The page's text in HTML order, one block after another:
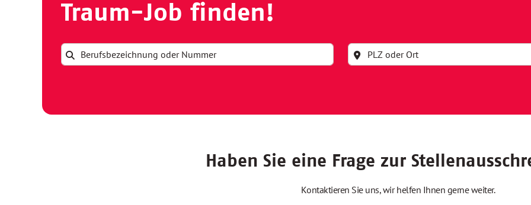
Traum-Job finden!
Haben Sie eine Frage zur
Kontaktieren Sie uns, wir helfen Ihnen gerne weiter.